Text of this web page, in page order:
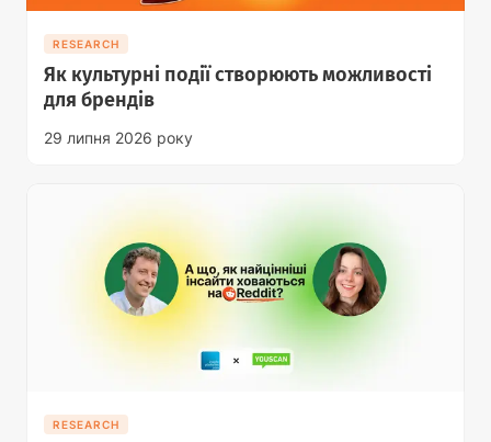
RESEARCH
Як культурні події створюють можливості
для брендів
29 липня 2026 року
RESEARCH